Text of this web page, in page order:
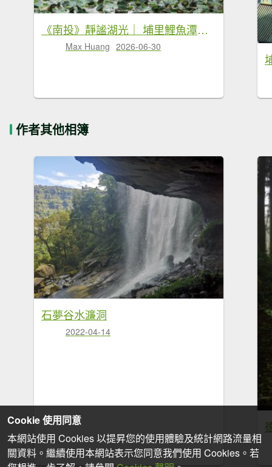
《南投》靜謐湖光｜ 埔里鯉魚潭環潭8字繞20260629
Max Huang 2026-06-30
作者其他相簿
石夢谷水濂洞
2022-04-14
Cookie 使用同意
本網站使用 Cookies 以提昇您的使用體驗及統計網路流量相
關資料。繼續使用本網站表示您同意我們使用 Cookies。若